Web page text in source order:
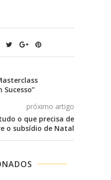
próximo artigo
o que precisa de
o subsídio de Natal